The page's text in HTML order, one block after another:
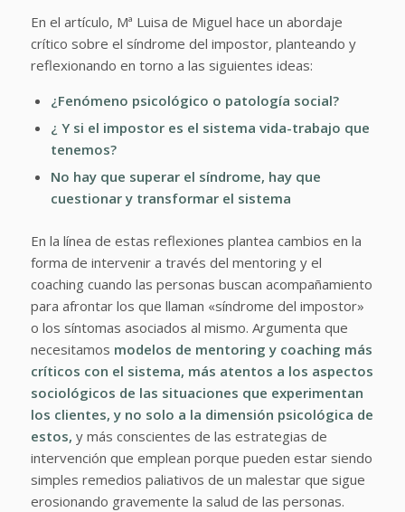
En el artículo, Mª Luisa de Miguel hace un abordaje
crítico sobre el síndrome del impostor, planteando y
reflexionando en torno a las siguientes ideas:
¿Fenómeno psicológico o patología social?
¿ Y si el impostor es el sistema vida-trabajo que
tenemos?
No hay que superar el síndrome, hay que
cuestionar y transformar el sistema
En la línea de estas reflexiones plantea cambios en la
forma de intervenir a través del mentoring y el
coaching cuando las personas buscan acompañamiento
para afrontar los que llaman «síndrome del impostor»
o los síntomas asociados al mismo. Argumenta que
necesitamos modelos de mentoring y coaching más
críticos con el sistema, más atentos a los aspectos
sociológicos de las situaciones que experimentan
los clientes, y no solo a la dimensión psicológica de
estos, y más conscientes de las estrategias de
intervención que emplean porque pueden estar siendo
simples remedios paliativos de un malestar que sigue
erosionando gravemente la salud de las personas.